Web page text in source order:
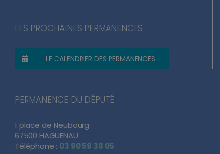
LES PROCHAINES PERMANENCES
LE CALENDRIER DES PERMANENCES
PERMANENCE DU DÉPUTÉ
1 place de Neubourg
67500 HAGUENAU
Téléphone : 03 90 59 38 05